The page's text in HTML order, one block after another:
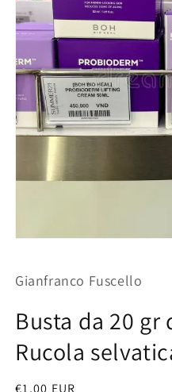
1
modale
Gianfranco Fuscello
Busta da 20 gr
Rucola
Prezzo
€1,00 EUR